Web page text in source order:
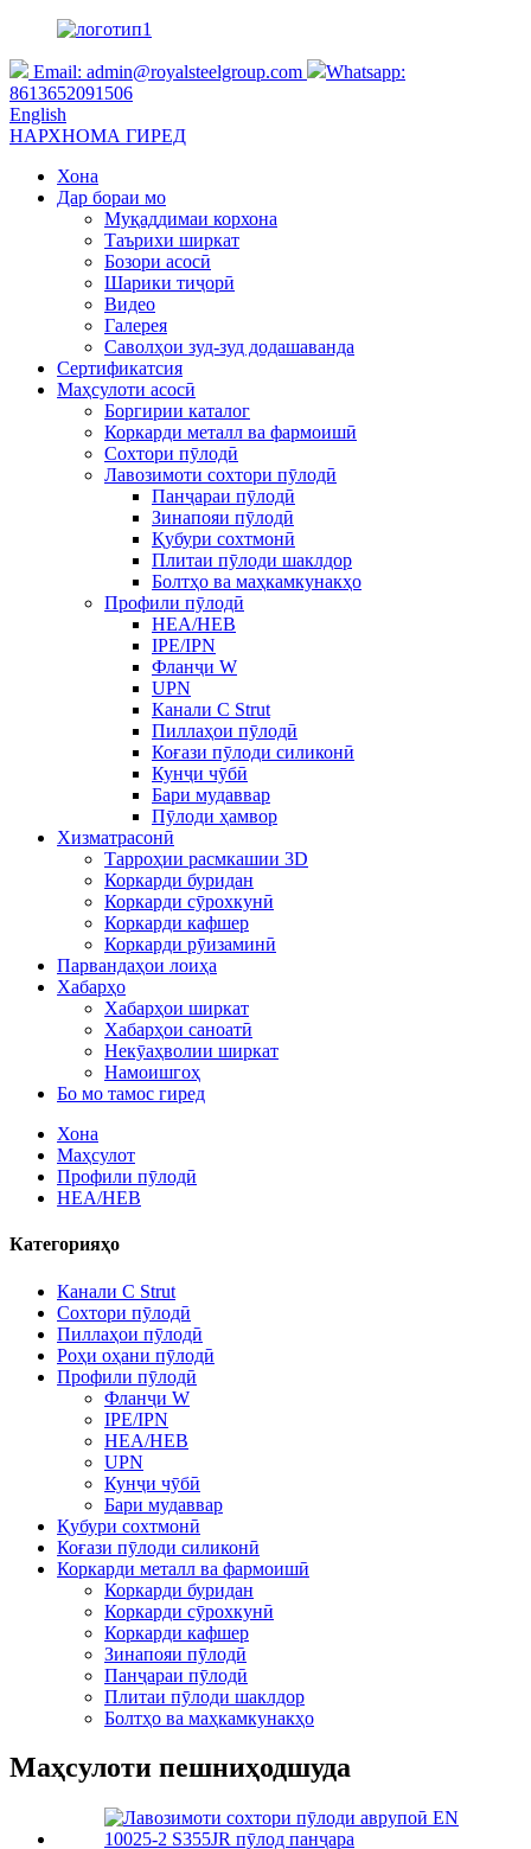
Email: admin@royalsteelgroup.com
Whatsapp:
8613652091506
English
НАРХНОМА ГИРЕД
Хона
Дар бораи мо
Муқаддимаи корхона
Таърихи ширкат
Бозори асосӣ
Шарики тиҷорӣ
Видео
Галерея
Саволҳои зуд-зуд додашаванда
Сертификатсия
Маҳсулоти асосӣ
Боргирии каталог
Коркарди металл ва фармоишӣ
Сохтори пӯлодӣ
Лавозимоти сохтори пӯлодӣ
Панҷараи пӯлодӣ
Зинапояи пӯлодӣ
Қубури сохтмонӣ
Плитаи пӯлоди шаклдор
Болтҳо ва маҳкамкунакҳо
Профили пӯлодӣ
HEA/HEB
IPE/IPN
Фланҷи W
UPN
Канали C Strut
Пиллаҳои пӯлодӣ
Коғази пӯлоди силиконӣ
Кунҷи чӯбӣ
Бари мудаввар
Пӯлоди ҳамвор
Хизматрасонӣ
Тарроҳии расмкашии 3D
Коркарди буридан
Коркарди сӯрохкунӣ
Коркарди кафшер
Коркарди рӯизаминӣ
Парвандаҳои лоиҳа
Хабарҳо
Хабарҳои ширкат
Хабарҳои саноатӣ
Некӯаҳволии ширкат
Намоишгоҳ
Бо мо тамос гиред
Хона
Маҳсулот
Профили пӯлодӣ
HEA/HEB
Категорияҳо
Канали C Strut
Сохтори пӯлодӣ
Пиллаҳои пӯлодӣ
Роҳи оҳани пӯлодӣ
Профили пӯлодӣ
Фланҷи W
IPE/IPN
HEA/HEB
UPN
Кунҷи чӯбӣ
Бари мудаввар
Қубури сохтмонӣ
Коғази пӯлоди силиконӣ
Коркарди металл ва фармоишӣ
Коркарди буридан
Коркарди сӯрохкунӣ
Коркарди кафшер
Зинапояи пӯлодӣ
Панҷараи пӯлодӣ
Плитаи пӯлоди шаклдор
Болтҳо ва маҳкамкунакҳо
Маҳсулоти пешниҳодшуда